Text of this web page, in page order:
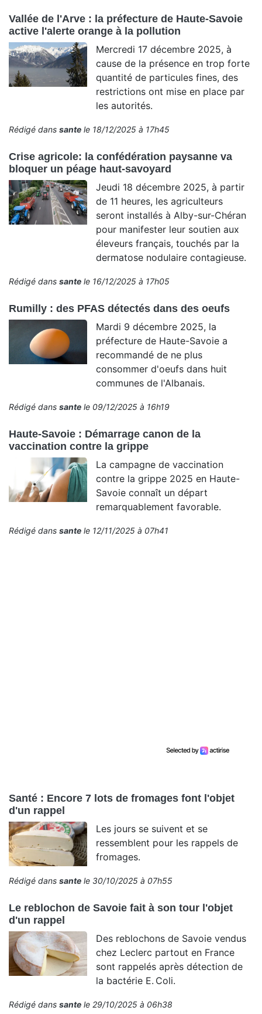
Vallée de l'Arve : la préfecture de Haute-Savoie
active l'alerte orange à la pollution
Mercredi 17 décembre 2025, à
cause de la présence en trop forte
quantité de particules fines, des
restrictions ont mise en place par
les autorités.
Rédigé dans sante le 18/12/2025 à 17h45
Crise agricole: la confédération paysanne va
bloquer un péage haut-savoyard
Jeudi 18 décembre 2025, à partir
de 11 heures, les agriculteurs
seront installés à Alby-sur-Chéran
pour manifester leur soutien aux
éleveurs français, touchés par la
dermatose nodulaire contagieuse.
Rédigé dans sante le 16/12/2025 à 17h05
Rumilly : des PFAS détectés dans des oeufs
Mardi 9 décembre 2025, la
préfecture de Haute-Savoie a
recommandé de ne plus
consommer d'oeufs dans huit
communes de l'Albanais.
Rédigé dans sante le 09/12/2025 à 16h19
Haute-Savoie : Démarrage canon de la
vaccination contre la grippe
La campagne de vaccination
contre la grippe 2025 en Haute-
Savoie connaît un départ
remarquablement favorable.
Rédigé dans sante le 12/11/2025 à 07h41
Santé : Encore 7 lots de fromages font l'objet
d'un rappel
Les jours se suivent et se
ressemblent pour les rappels de
fromages.
Rédigé dans sante le 30/10/2025 à 07h55
Le reblochon de Savoie fait à son tour l'objet
d'un rappel
Des reblochons de Savoie vendus
chez Leclerc partout en France
sont rappelés après détection de
la bactérie E. Coli.
Rédigé dans sante le 29/10/2025 à 06h38